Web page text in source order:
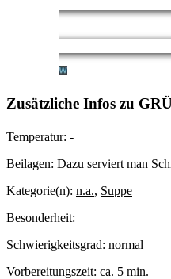
Zusätzliche Infos zu
Temperatur: -
Beilagen: Dazu serviert man
Kategorie(n): n.a., Suppe
Besonderheit:
Schwierigkeitsgrad: normal
Vorbereitungszeit: ca. 5 min.